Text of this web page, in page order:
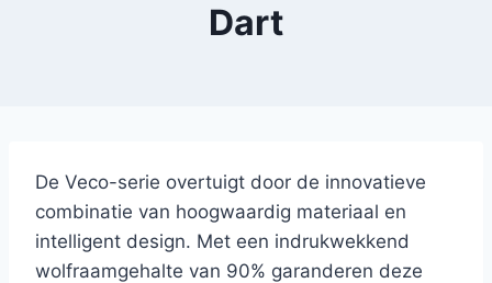
Dart
De Veco-serie overtuigt door de innovatieve
combinatie van hoogwaardig materiaal en
intelligent design. Met een indrukwekkend
wolfraamgehalte van 90% garanderen deze